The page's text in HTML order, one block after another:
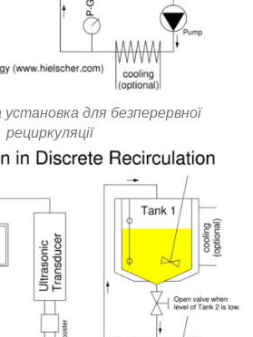
для безперервної
рециркуляції